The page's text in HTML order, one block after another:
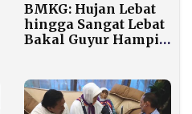
BMKG: Hujan Lebat
hingga Sangat Lebat
Bakal Guyur Hampir